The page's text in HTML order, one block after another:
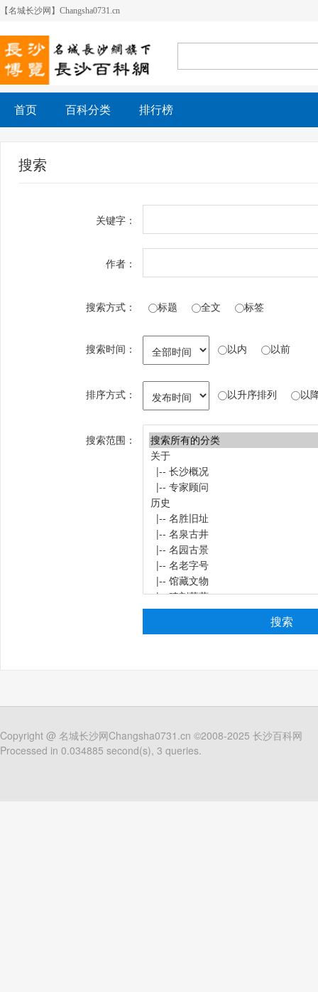
【名城长沙网】Changsha0731.cn
首页 百科分类 排行榜
搜索
关键字：
作者：
搜索方式： 标题 全文 标签
搜索时间： 以内 以前
排序方式： 以升序排列 以
搜索范围：
Copyright @ 名城长沙网Changsha0731.cn ©2008-2025 长沙百科网
Processed in 0.034885 second(s), 3 queries.